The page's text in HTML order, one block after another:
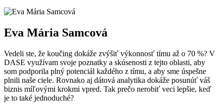
Eva Mária Samcová
Vedeli ste, že koučing dokáže zvýšiť výkonnosť tímu až o 70 %? V
DASE využívam svoje poznatky a skúsenosti z tejto oblasti, aby
som podporila plný potenciál každého z tímu, a aby sme úspešne
plnili naše ciele. Rovnako aj dátová analytika dokáže posunúť váš
biznis míľovými krokmi vpred. Tak prečo nerobiť veci lepšie, keď
je to také jednoduché?